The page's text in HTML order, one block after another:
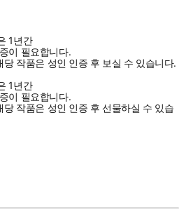
1년간
이 필요합니다.
당 작품은 성인 인증 후 보실 수 있습니다.
1년간
이 필요합니다.
당 작품은 성인 인증 후 선물하실 수 있습